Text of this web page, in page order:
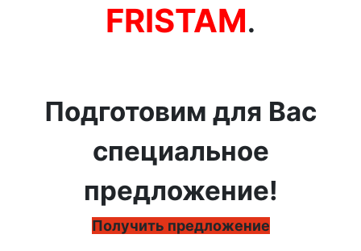
FRISTAM.
Подготовим для Вас
специальное
предложение!
Получить предложение